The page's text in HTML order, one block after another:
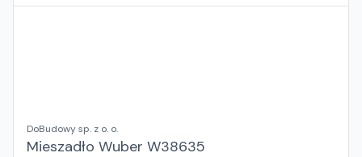
DoBudowy sp. z o. o.
Mieszadło Wuber W38635